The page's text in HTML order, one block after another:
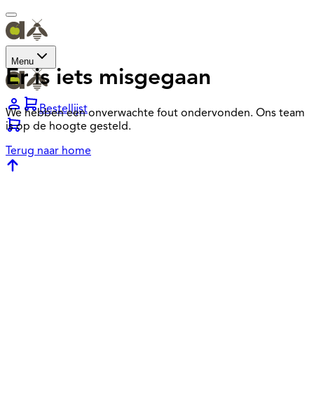
Menu
Bestellijst
Er is iets misgegaan
We hebben een onverwachte fout ondervonden. Ons team
is op de hoogte gesteld.
Terug naar home